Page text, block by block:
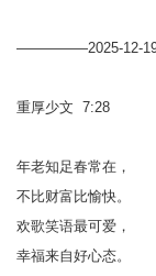
—————2025-
重厚少文 7:28
年老知足春常在，
不比财富比愉快。
欢歌笑语最可爱，
幸福来自好心态。